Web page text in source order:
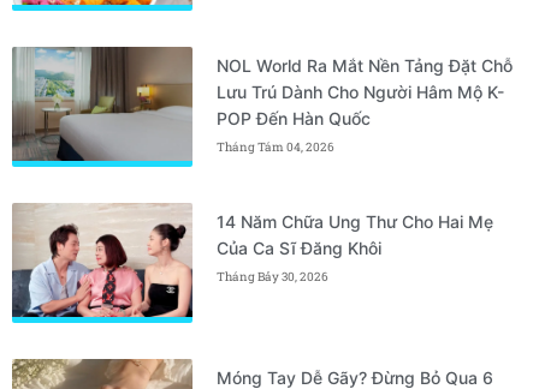
NOL World Ra Mắt Nền Tảng Đặt Chỗ
Lưu Trú Dành Cho Người Hâm Mộ K-
POP Đến Hàn Quốc
Tháng Tám 04, 2026
14 Năm Chữa Ung Thư Cho Hai Mẹ
Của Ca Sĩ Đăng Khôi
Tháng Bảy 30, 2026
Móng Tay Dễ Gãy? Đừng Bỏ Qua 6